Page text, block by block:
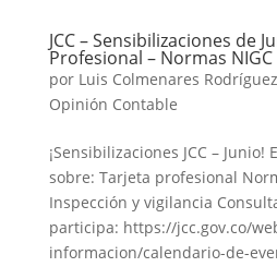
JCC – Sensibilizaciones de
Profesional – Normas NIGC
por Luis Colmenares Rodríguez
Opinión Contable
¡Sensibilizaciones JCC –
sobre: Tarjeta profesional
Inspección y vigilancia
participa: https://jcc.gov.co/
informacion/calendario-de-